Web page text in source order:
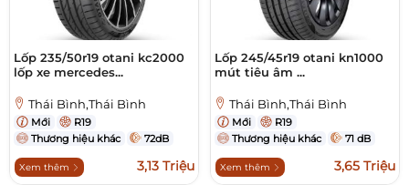
Lốp 235/50r19 otani kc2000
lốp xe mercedes...
Thái Bình,Thái Bình
Mới
R19
Thương hiệu khác
72dB
Xem thêm 3,13 Triệu
Lốp 245/45r19 otani kn1000
mút tiêu âm ...
Thái Bình,Thái Bình
Mới
R19
Thương hiệu khác
71 dB
Xem thêm 3,65 Triệu